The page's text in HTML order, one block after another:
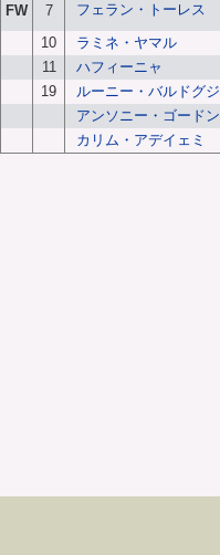
FW 7 フェラン・トーレス
10 ラミネ・ヤマル
11 ハフィーニャ
19 ルーニー・バルドグジ
アンソニー・ゴードン
カリム・アデイェミ